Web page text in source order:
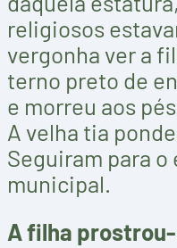
religiosos
vergonha ver a
terno preto de
e morreu aos
A velha tia
Seguiram para
municipal.
A filha